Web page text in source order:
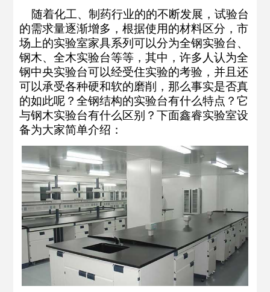
随着化工、制药行业的的不断发展，试验台
的需求量逐渐增多，根据使用的材料区分，市
场上的实验室家具系列可以分为全钢实验台、
钢木、全木实验台等等，其中，许多人认为全
钢中央实验台可以经受住实验的考验，并且还
可以承受各种硬和软的磨削，那么事实是否真
的如此呢？全钢结构的实验台有什么特点？它
与钢木实验台有什么区别？下面鑫睿实验室设
备为大家简单介绍：